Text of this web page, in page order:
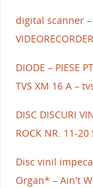
digital scanner –
VIDEORECORDER
DIODE – PIESE
TVS XM 16 A –
DISC DISCURI
ROCK NR. 11-20
Disc vinil
Organ* – Ain't